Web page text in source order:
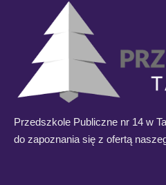
Przedszkole Publiczne nr 14 w
do zapoznania się z ofertą